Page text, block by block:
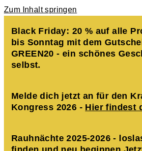
Zum Inhalt springen
Black Friday: 20 % auf alle
bis Sonntag mit dem
GREEN20 - ein schönes
selbst.
Melde dich jetzt an für den
Kongress 2026 - Hier findest
Rauhnächte 2025-2026 -